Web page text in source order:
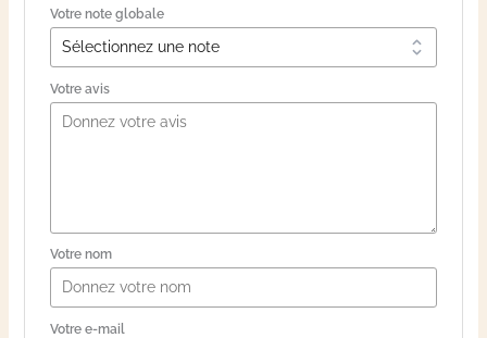
Votre note globale
Votre avis
Votre nom
Votre e-mail